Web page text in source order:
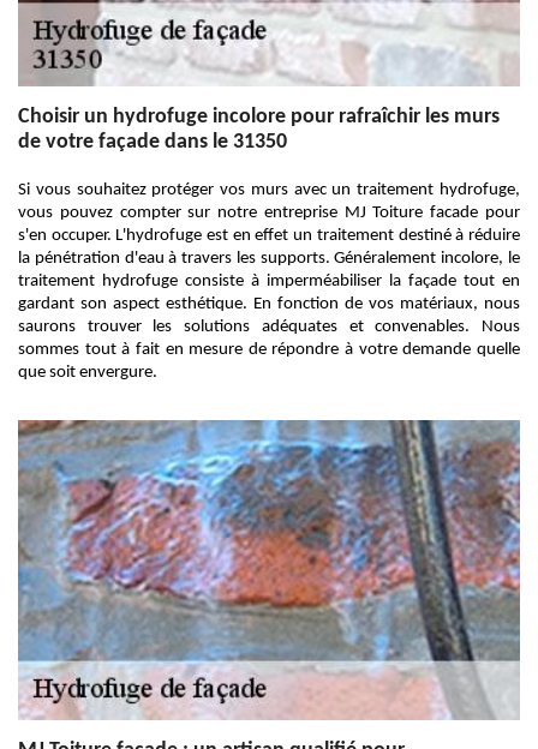
Choisir un hydrofuge incolore pour rafraîchir les murs
de votre façade dans le 31350
Si vous souhaitez protéger vos murs avec un traitement hydrofuge,
vous pouvez compter sur notre entreprise MJ Toiture facade pour
s'en occuper. L'hydrofuge est en effet un traitement destiné à réduire
la pénétration d'eau à travers les supports. Généralement incolore, le
traitement hydrofuge consiste à imperméabiliser la façade tout en
gardant son aspect esthétique. En fonction de vos matériaux, nous
saurons trouver les solutions adéquates et convenables. Nous
sommes tout à fait en mesure de répondre à votre demande quelle
que soit envergure.